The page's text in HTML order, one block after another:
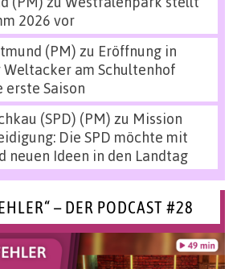
2026 vor
(PM) zu Eröffnung in
Weltacker am Schultenhof
Saison
(SPD) (PM) zu Mission
Die SPD möchte mit
neuen Ideen in den Landtag
– DER PODCAST #28